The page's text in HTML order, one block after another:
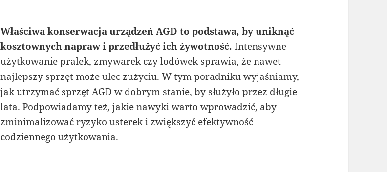
Właściwa konserwacja urządzeń AGD to podstawa, by uniknąć
kosztownych napraw i przedłużyć ich żywotność. Intensywne
użytkowanie pralek, zmywarek czy lodówek sprawia, że nawet
najlepszy sprzęt może ulec zużyciu. W tym poradniku wyjaśniamy,
jak utrzymać sprzęt AGD w dobrym stanie, by służyło przez długie
lata. Podpowiadamy też, jakie nawyki warto wprowadzić, aby
zminimalizować ryzyko usterek i zwiększyć efektywność
codziennego użytkowania.